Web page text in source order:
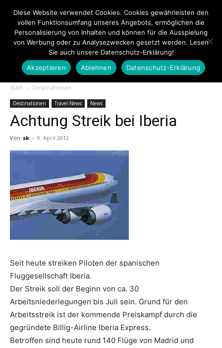
Touristiknews.de
und
Start Destinationen
Destinationen Travel-News News
Achtung Streik bei Iberia
Von sk - 9. April 2012
Seit heute streiken Piloten der spanischen
Fluggesellschaft Iberia.
Der Streik soll der Beginn von ca. 30
Arbeitsniederlegungen bis Juli sein. Grund für den
Arbeitsstreik ist der kommende Preiskampf durch die
gegründete Billig-Airline Iberia Express.
Betroffen sind heute rund 140 Flüge von Madrid und
Diese Website verwendet Cookies. Cookies gewährleisten den
vollen Funktionsumfang unseres Angebots, ermöglichen die
Personalisierung von Inhalten und können für die Ausspielung
von Werbung oder zu Analysezwecken gesetzt werden. Lesen
Sie auch unsere Datenschutz-Erklärung!
Akzeptieren
Ablehnen Datenschutz-Erklärung